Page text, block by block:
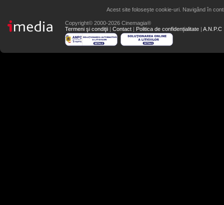
Acest site folosește cookie-uri. Navigând în
Copyright© 2000-2026 Cinemagia®
Termeni şi condiţii | Contact | Politica de confidențialitate | A.N.P.C